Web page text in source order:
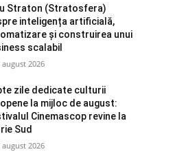
Straton (Stratosfera)
inteligența artificială,
și construirea unui
scalabil
august 2026
zile dedicate culturii
la mijloc de august:
Cinemascop revine la
Sud
august 2026